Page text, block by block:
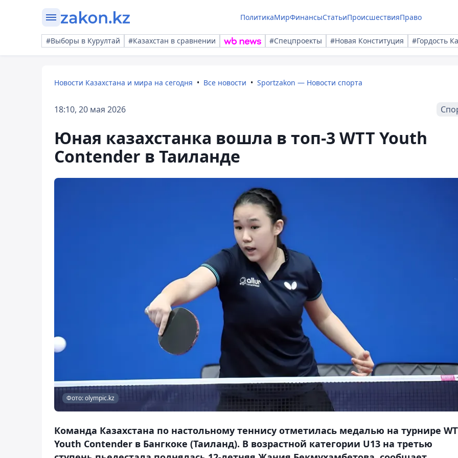
ПолитикаМирФинансыСтатьиПроисшествияПраво
#Выборы в Курултай #Казахстан в сравнении #Спецпроекты #Новая Конституция #Гордость
Новости Казахстана и мира на сегодня Все новости Sportzakon — Новости спорта
18:10, 20 мая 2026
Юная казахстанка вошла в топ-3 WTT Youth
Contender в Таиланде
Фото: olympic.kz
Команда Казахстана по настольному теннису отметилась медалью на турнире
Youth Contender в Бангкоке (Таиланд). В возрастной категории U13 на третью